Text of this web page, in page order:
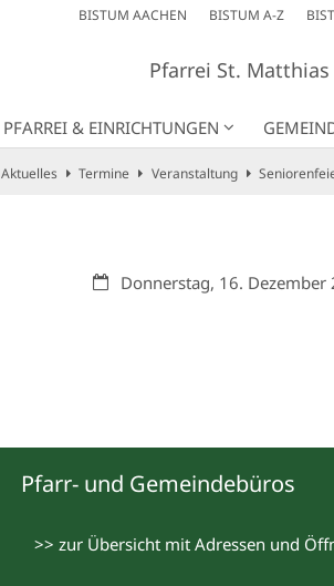
BISTUM AACHEN BISTUM A-Z
Pfarrei St.
PFARREI & EINRICHTUNGEN
Aktuelles Termine Veranstaltung
Datum:Donnerstag, 16. Dezember
Pfarr- und Gemeindebüros
>> zur Übersicht mit Adressen und